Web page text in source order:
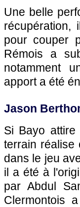
Une belle
récupération,
pour couper
Rémois a
notamment
apport a été
Jason
Si Bayo attire
terrain réalise
dans le jeu
il a été à
par Abdul
Clermontois